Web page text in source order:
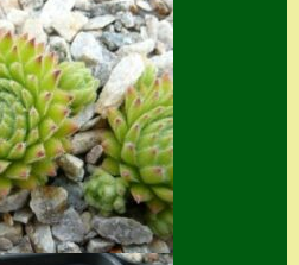
Home
Hostas
Impressum
Kasse
Kontakt
Mein Konto